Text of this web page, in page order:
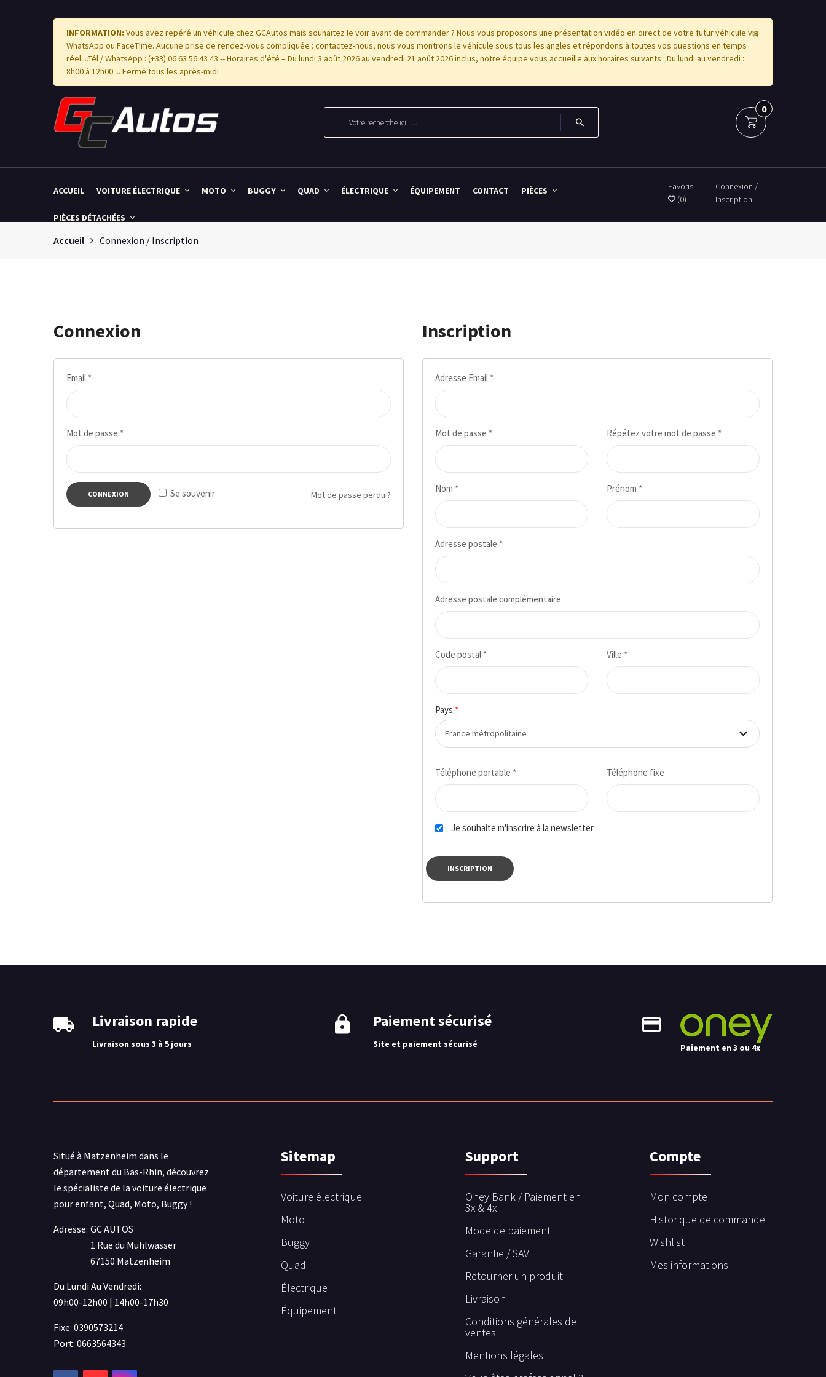
INFORMATION: Vous avez repéré un véhicule chez GCAutos mais souhaitez le voir avant de commander ? Nous vous proposons une présentation vidéo en direct de votre futur véhicule via
WhatsApp ou FaceTime. Aucune prise de rendez-vous compliquée : contactez-nous, nous vous montrons le véhicule sous tous les angles et répondons à toutes vos questions en temps
réel....Tél / WhatsApp : (+33) 06 63 56 43 43 -- Horaires d'été – Du lundi 3 août 2026 au vendredi 21 août 2026 inclus, notre équipe vous accueille aux horaires suivants : Du lundi au vendredi :
8h00 à 12h00 ... Fermé tous les après-midi
×
0
ACCUEIL VOITURE ÉLECTRIQUE MOTO BUGGY QUAD ÉLECTRIQUE ÉQUIPEMENT CONTACT PIÈCES
PIÈCES DÉTACHÉES
Favoris
(0)
Connexion /
Inscription
Accueil Connexion / Inscription
Connexion
Email *
Mot de passe *
CONNEXION Se souvenir Mot de passe perdu ?
Inscription
Adresse Email *
Mot de passe * Répétez votre mot de passe *
Nom * Prénom *
Adresse postale *
Adresse postale complémentaire
Code postal * Ville *
Pays *
Téléphone portable * Téléphone fixe
Je souhaite m'inscrire à la newsletter
INSCRIPTION
Livraison rapide
Livraison sous 3 à 5 jours
Paiement sécurisé
Site et paiement sécurisé Paiement en 3 ou 4x
Situé à Matzenheim dans le
département du Bas-Rhin, découvrez
le spécialiste de la voiture électrique
pour enfant, Quad, Moto, Buggy !
Adresse: GC AUTOS
1 Rue du Muhlwasser
67150 Matzenheim
Du Lundi Au Vendredi:
09h00-12h00 | 14h00-17h30
Fixe: 0390573214
Port: 0663564343
Sitemap
Voiture électrique
Moto
Buggy
Quad
Électrique
Équipement
Support
Oney Bank / Paiement en
3x & 4x
Mode de paiement
Garantie / SAV
Retourner un produit
Livraison
Conditions générales de
ventes
Mentions légales
Compte
Mon compte
Historique de commande
Wishlist
Mes informations